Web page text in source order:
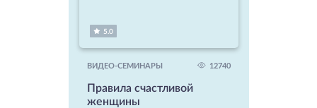
5.0
ВИДЕО-СЕМИНАРЫ 12740
Правила счастливой
женщины